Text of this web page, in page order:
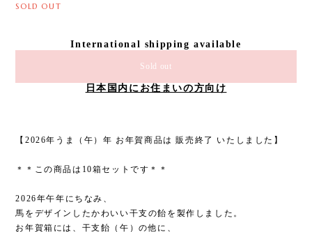
SOLD OUT
International shipping available
Sold out
日本国内にお住まいの方向け
【2026年うま（午）年 お年賀商品は 販売終了 いたしました】
＊＊この商品は10箱セットです＊＊
2026年午年にちなみ、
馬をデザインしたかわいい干支の飴を製作しました。
お年賀箱には、干支飴（午）の他に、